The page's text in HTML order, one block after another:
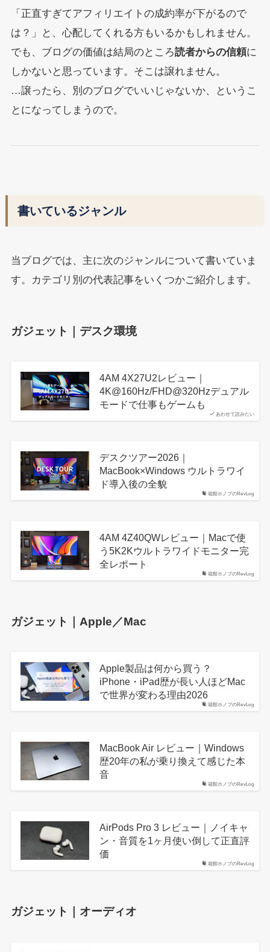
「正直すぎてアフィリエイトの成約率が下がるので
は？」と、心配してくれる方もいるかもしれません。
でも、ブログの価値は結局のところ読者からの信頼に
しかないと思っています。そこは譲れません。
…譲ったら、別のブログでいいじゃないか、というこ
とになってしまうので。
書いているジャンル
当ブログでは、主に次のジャンルについて書いていま
す。カテゴリ別の代表記事をいくつかご紹介します。
ガジェット｜デスク環境
あわせて読みたい
4AM 4X27U2レビュー｜
4K@160Hz/FHD@320Hzデュアル
モードで仕事もゲームも
箱館ホノブのRevLog
デスクツアー2026｜
MacBook×Windows ウルトラワイ
ド導入後の全貌
箱館ホノブのRevLog
4AM 4Z40QWレビュー｜Macで使
う5K2Kウルトラワイドモニター完
全レポート
ガジェット｜Apple／Mac
箱館ホノブのRevLog
Apple製品は何から買う？
iPhone・iPad歴が長い人ほどMac
で世界が変わる理由2026
箱館ホノブのRevLog
MacBook Air レビュー｜Windows
歴20年の私が乗り換えて感じた本
音
箱館ホノブのRevLog
AirPods Pro 3 レビュー｜ノイキャ
ン・音質を1ヶ月使い倒して正直評
価
ガジェット｜オーディオ